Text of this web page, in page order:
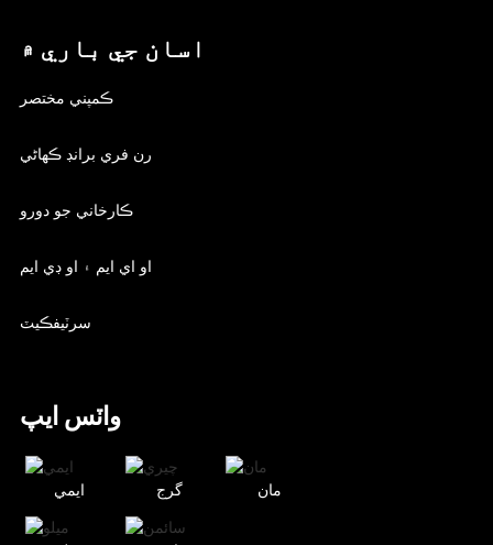
اسان جي باري ۾
ڪمپني مختصر
رن فري برانڊ ڪهاڻي
ڪارخاني جو دورو
او اي ايم ۽ او ڊي ايم
سرٽيفڪيٽ
واٽس ايپ
ايمي گرج مان